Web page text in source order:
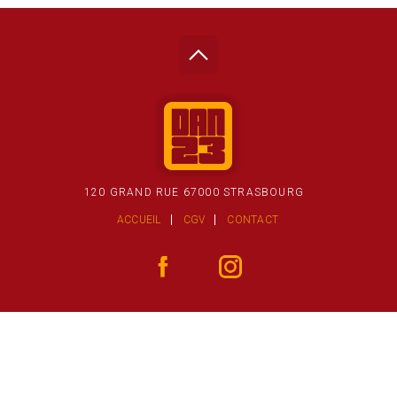
120 GRAND RUE 67000 STRASBOURG
ACCUEIL CGV CONTACT